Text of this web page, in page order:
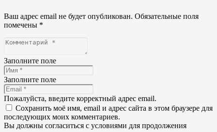
Ваш адрес email не будет опубликован. Обязательные поля
помечены *
Заполните поле
Заполните поле
Пожалуйста, введите корректный адрес email.
Сохранить моё имя, email и адрес сайта в этом браузере для
последующих моих комментариев.
Вы должны согласиться с условиями для продолжения